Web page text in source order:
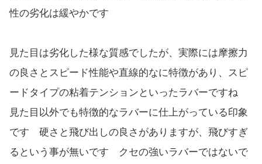
性の劣化は緩やかです
見た目は劣化した様な質感でしたが、実際には摩擦力
の良さとスピード性能や直線的なに特徴があり、スピ
ードタイプの粘着テンションといったラバーですね
見た目以外でも特徴的なラバーに仕上がっている印象
です 硬さと飛び出しの良さがありますが、飛びすぎ
るという事が無いです クセの強いラバーではないで